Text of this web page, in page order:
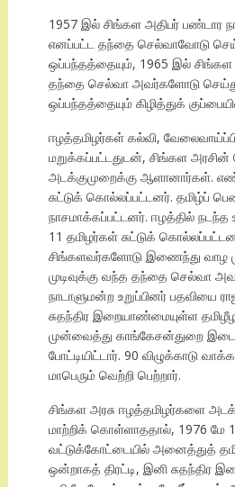
1957 இல் சிங்கள அதிபர் பண்டார
எனப்பட்ட தந்தை செல்வாவோடு
ஒப்பந்தத்தையும், 1965 இல் சிங்கள
தந்தை செல்வா அவர்களோடு
ஒப்பந்தத்தையும் கிழித்துக்
ஈழத்தமிழர்கள் கல்வி,
மறுக்கப்பட்டதுடன், சிங்கள
அடக்குமுறைக்கு ஆளானார்கள்.
சுட்டுக் கொல்லப்பட்டனர். தமிழ்ப்
நாசமாக்கப்பட்டனர். ஈழத்தில் நடந்த
11 தமிழர்கள் சுட்டுக்
சிங்களவர்களோடு இணைந்து வாழ
முடிவுக்கு வந்த தந்தை செல்வா
நாடாளுமன்ற உறுப்பினர் பதவியை
சுதந்திர இறையாண்மையுள்ள
முன்வைத்து காங்கேசன்துறை
போட்டியிட்டார். 90 விழுக்காடு
மாபெரும் வெற்றி பெற்றார்.
சிங்கள அரசு ஈழத்தமிழர்களை
மாற்றிக் கொள்ளாததால், 1976
வட்டுக்கோட்டையில் அனைத்துத்
ஒன்றாகத் திரட்டி, இனி சுதந்திர